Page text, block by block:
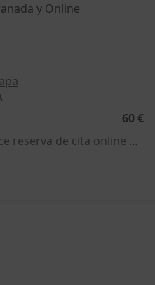
y Online
60 €
Este especialista no ofrece reserva de cita online en esta dirección.